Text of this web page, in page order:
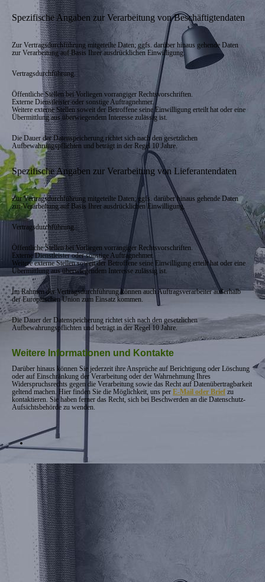
Spezifische Angaben zur Verarbeitung von Beschäftigtendaten
Zur Vertragsdurchführung mitgeteilte Daten; ggfs. darüber hinaus gehende Daten
zur Verarbeitung auf Basis Ihrer ausdrücklichen Einwilligung.
Vertragsdurchführung.
Öffentliche Stellen bei Vorliegen vorrangiger Rechtsvorschriften.
Externe Dienstleister oder sonstige Auftragnehmer.
Weitere externe Stellen soweit der Betroffene seine Einwilligung erteilt hat oder eine
Übermittlung aus überwiegendem Interesse zulässig ist.
Die Dauer der Datenspeicherung richtet sich nach den gesetzlichen
Aufbewahrungspflichten und beträgt in der Regel 10 Jahre.
Spezifische Angaben zur Verarbeitung von Lieferantendaten
Zur Vertragsdurchführung mitgeteilte Daten; ggfs. darüber hinaus gehende Daten
zur Verarbeitung auf Basis Ihrer ausdrücklichen Einwilligung.
Vertragsdurchführung.
Öffentliche Stellen bei Vorliegen vorrangiger Rechtsvorschriften.
Externe Dienstleister oder sonstige Auftragnehmer.
Weitere externe Stellen soweit der Betroffene seine Einwilligung erteilt hat oder eine
Übermittlung aus überwiegendem Interesse zulässig ist.
Im Rahmen der Vertragsdurchführung können auch Auftragsverarbeiter außerhalb
der Europäischen Union zum Einsatz kommen.
Die Dauer der Datenspeicherung richtet sich nach den gesetzlichen
Aufbewahrungspflichten und beträgt in der Regel 10 Jahre.
Weitere Informationen und Kontakte
Darüber hinaus können Sie jederzeit ihre Ansprüche auf Berichtigung oder Löschung
oder auf Einschränkung der Verarbeitung oder der Wahrnehmung Ihres
Widerspruchsrechts gegen die Verarbeitung sowie das Recht auf Datenübertragbarkeit
geltend machen. Hier finden Sie die Möglichkeit, uns per E-Mail oder Brief zu
kontaktieren. Sie haben ferner das Recht, sich bei Beschwerden an die Datenschutz-
Aufsichtsbehörde zu wenden.